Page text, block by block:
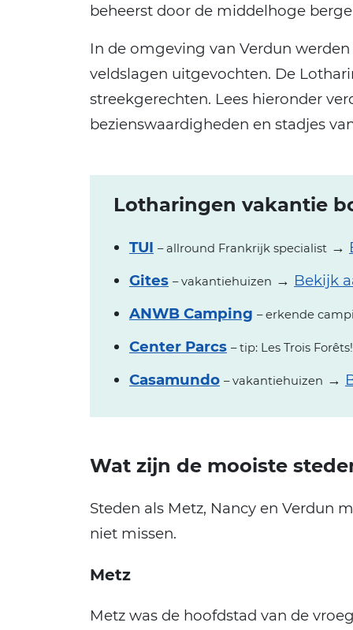
beheerst door de middelhoge
In de omgeving van Verdun
veldslagen uitgevochten. De
streekgerechten. Lees hieronder
bezienswaardigheden en stadjes
Lotharingen vakantie
TUI – allround Frankrijk specialist →
Gites – vakantiehuizen → Bekijk
ANWB Camping – erkende
Center Parcs – tip: Les Trois Forêts!
Casamundo – vakantiehuizen →
Wat zijn de mooiste
Steden als Metz, Nancy en Verdun
niet missen.
Metz
Metz was de hoofdstad van de